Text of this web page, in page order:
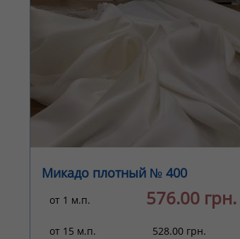
Микадо плотный № 400
от 1 м.п. 576.00 грн.
от 15 м.п. 528.00 грн.